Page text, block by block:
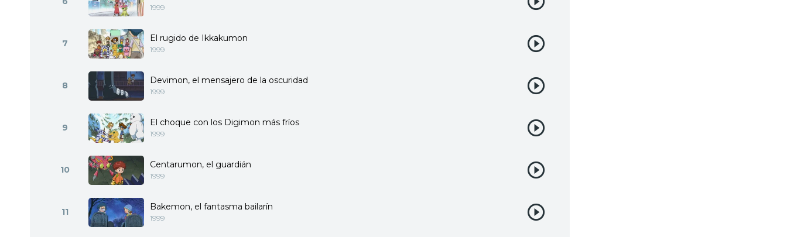
1999
7 El rugido de Ikkakumon
1999
8 Devimon, el mensajero de la oscuridad
1999
9 El choque con los Digimon más fríos
1999
10 Centarumon, el guardián
1999
11 Bakemon, el fantasma bailarín
1999